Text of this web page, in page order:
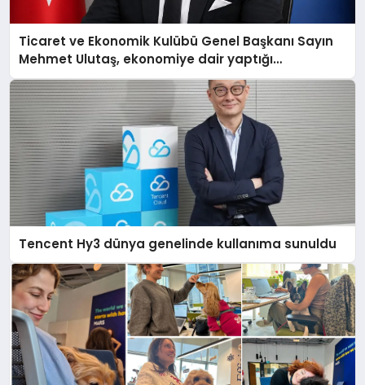
Ticaret ve Ekonomik Kulübü Genel Başkanı Sayın
Mehmet Ulutaş, ekonomiye dair yaptığı
açıklamada şunları kaydetti:
Tencent Hy3 dünya genelinde kullanıma sunuldu